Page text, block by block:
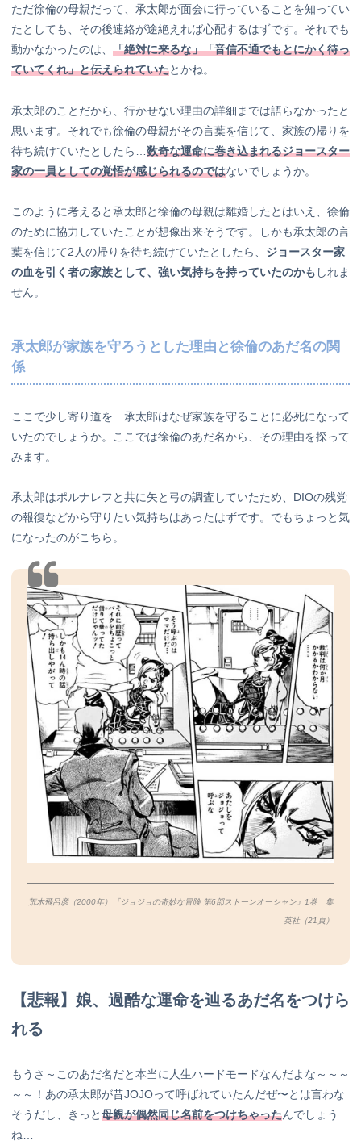
ただ徐倫の母親だって、承太郎が面会に行っていることを知ってい
たとしても、その後連絡が途絶えれば心配するはずです。それでも
動かなかったのは、 「絶対に来るな」「音信不通でもとにかく待っ
ていてくれ」と伝えられていたとかね。
承太郎のことだから、行かせない理由の詳細までは語らなかったと
思います。それでも徐倫の母親がその言葉を信じて、家族の帰りを
待ち続けていたとしたら… 数奇な運命に巻き込まれるジョースター
家の一員としての覚悟が感じられるのではないでしょうか。
このように考えると承太郎と徐倫の母親は離婚したとはいえ、徐倫
のために協力していたことが想像出来そうです。しかも承太郎の言
葉を信じて2人の帰りを待ち続けていたとしたら、 ジョースター家
の血を引く者の家族として、強い気持ちを持っていたのかも しれま
せん。
承太郎が家族を守ろうとした理由と徐倫のあだ名の関
係
ここで少し寄り道を…承太郎はなぜ家族を守ることに必死になって
いたのでしょうか。ここでは徐倫のあだ名から、その理由を探って
みます。
承太郎はポルナレフと共に矢と弓の調査していたため、DIOの残党
の報復などから守りたい気持ちはあったはずです。でもちょっと気
になったのがこちら。
荒木飛呂彦（2000年）『ジョジョの奇妙な冒険 第6部ストーンオーシャン』1巻 集
英社（21 頁）
【悲報】娘、過酷な運命を辿るあだ名をつけら
れる
もうさ～このあだ名だと本当に人生ハードモードなんだよな～～～
～～！あの承太郎が昔JOJOって呼ばれていたんだぜ〜とは言わな
そうだし、きっと母親が偶然同じ名前をつけちゃったんでしょう
ね…